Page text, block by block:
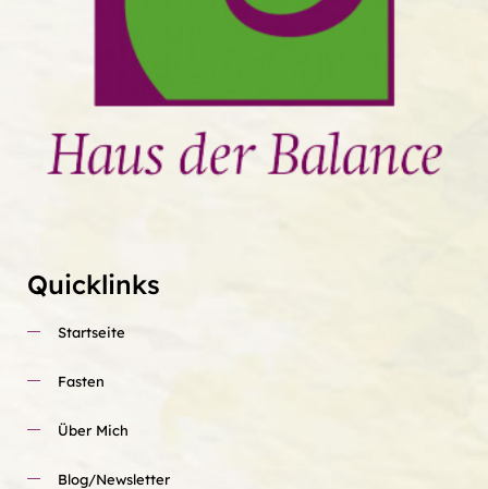
Quicklinks
Startseite
Fasten
Über Mich
Blog/Newsletter